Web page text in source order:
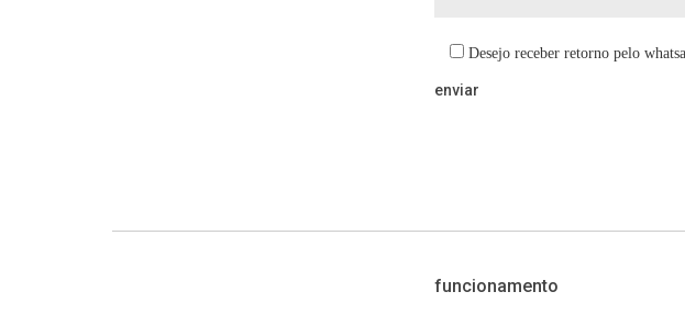
Desejo receber retorno pelo
funcionamento